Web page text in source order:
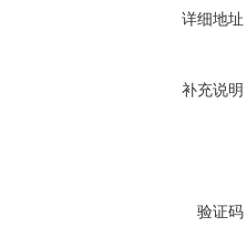
详细地址
补充说明
验证码